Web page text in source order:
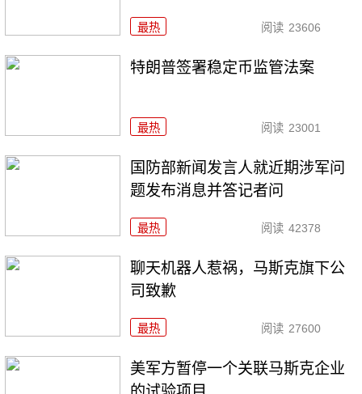
最热 阅读 23606
特朗普签署稳定币监管法案
最热 阅读 23001
国防部新闻发言人就近期涉军问
题发布消息并答记者问
最热 阅读 42378
聊天机器人惹祸，马斯克旗下公
司致歉
最热 阅读 27600
美军方暂停一个关联马斯克企业